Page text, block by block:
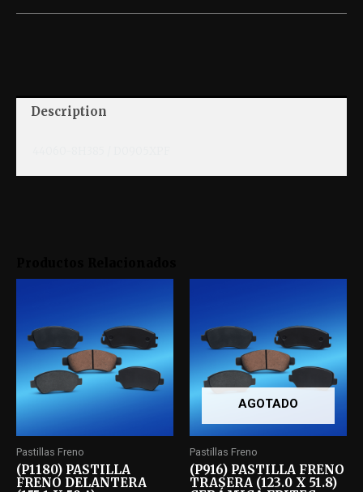
Pastillas Freno
(P1180) PASTILLA
FRENO DELANTERA
AGOTADO
Pastillas Freno
(P916) PASTILLA FRENO
TRASERA (123.0 X 51.8)
Description